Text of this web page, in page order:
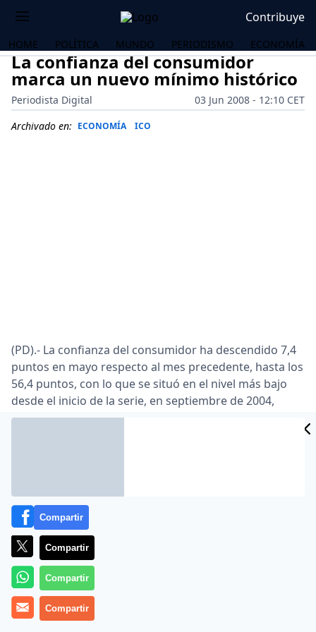
Contribuye
HOME POLÍTICA MUNDO PERIODISMO ECONOMÍA
La confianza del consumidor
marca un nuevo mínimo histórico
Periodista Digital
03 Jun 2008 - 12:10 CET
Archivado en: ECONOMÍA ICO
(PD).- La confianza del consumidor ha descendido 7,4
puntos en mayo respecto al mes precedente, hasta los
56,4 puntos, con lo que se situó en el nivel más bajo
desde el inicio de la serie, en septiembre de 2004,
según el indicador difundido este martes por el
descendido 9,5 puntos, por el empeoramiento de la
percepción de los consumidores sobre la evolución
reciente de la economía española y el empleo.
El indicador de expectativas, por su parte, retrocede
5,3 puntos por la evolución de la economía española y
la situación de los hogares.
Compartir
Compartir
Compartir
Compartir